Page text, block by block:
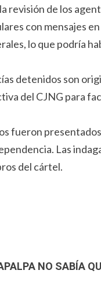
revisión de los
con mensajes
lo que podría
detenidos son
del CJNG para
fueron
Las
del cártel.
NO SABÍA